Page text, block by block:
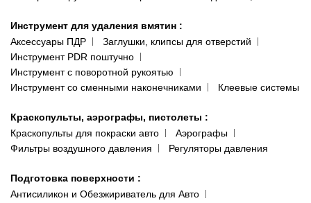
Инструмент для удаления вмятин :
Аксессуары ПДР
Заглушки, клипсы для отверстий
Инструмент PDR поштучно
Инструмент с поворотной рукоятью
Инструмент со сменными наконечниками
Клеевые системы
Краскопульты, аэрографы, пистолеты :
Краскопульты для покраски авто
Аэрографы
Фильтры воздушного давления
Регуляторы давления
Подготовка поверхности :
Антисиликон и Обезжириватель для Авто